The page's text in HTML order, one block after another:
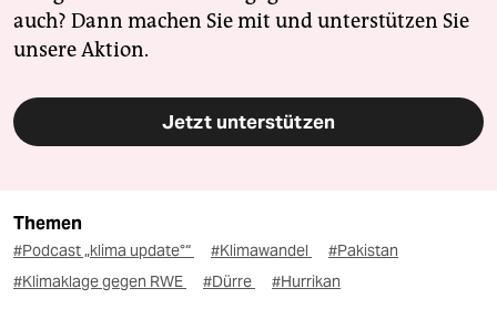
auch? Dann machen Sie mit und unterstützen Sie
unsere Aktion.
Jetzt unterstützen
Themen
#Podcast „klima update°“ #Klimawandel
#Pakistan
#Klimaklage gegen RWE
#Dürre #Hurrikan